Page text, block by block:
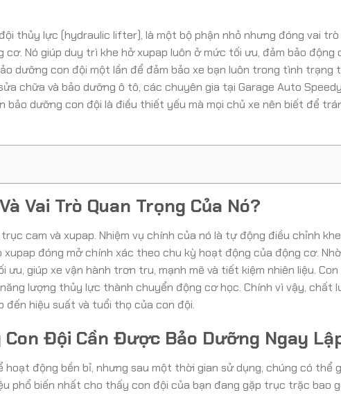
thủy lực (hydraulic lifter), là một bộ phận nhỏ nhưng đóng vai
cơ. Nó giúp duy trì khe hở xupap luôn ở mức tối ưu, đảm bảo động
dưỡng con đội một lần để đảm bảo xe bạn luôn trong tình trạng
chữa và bảo dưỡng ô tô, các chuyên gia tại Garage Auto
bảo dưỡng con đội là điều thiết yếu mà mọi chủ xe nên biết để
Vai Trò Quan Trọng Của Nó?
cam và xupap. Nhiệm vụ chính của nó là tự động điều chỉnh
xupap đóng mở chính xác theo chu kỳ hoạt động của động cơ.
ưu, giúp xe vận hành trơn tru, mạnh mẽ và tiết kiệm nhiên liệu.
lượng thủy lực thành chuyển động cơ học. Chính vì vậy, chất
hiệu suất và tuổi thọ của con đội.
Con Đội Cần Được Bảo Dưỡng Ngay
động bền bỉ, nhưng sau một thời gian sử dụng, chúng có thể
phổ biến nhất cho thấy con đội của bạn đang gặp trục trặc bao